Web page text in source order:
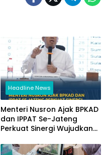
Headline News
Menteri Nusron Ajak BPKAD
dan IPPAT Se-Jateng
Perkuat Sinergi Wujudkan
Pertanahan